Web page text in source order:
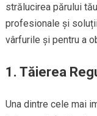
strălucirea părului
profesionale și
vârfurile și pentru a
1. Tăierea
Una dintre cele mai